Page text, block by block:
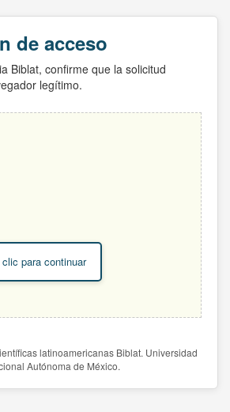
de acceso
Biblat, confirme que la solicitud
legítimo.
clic para continuar
latinoamericanas Biblat. Universidad
Autónoma de México.